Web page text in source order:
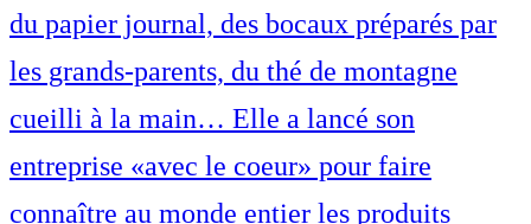
du papier journal, des bocaux préparés par
les grands-parents, du thé de montagne
cueilli à la main… Elle a lancé son
entreprise «avec le coeur» pour faire
connaître au monde entier les produits